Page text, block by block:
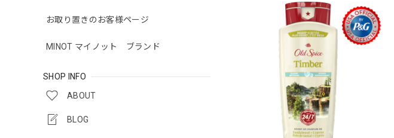
お取り置きのお客様ページ
MINOT マイノット ブランド
SHOP INFO
ABOUT
BLOG